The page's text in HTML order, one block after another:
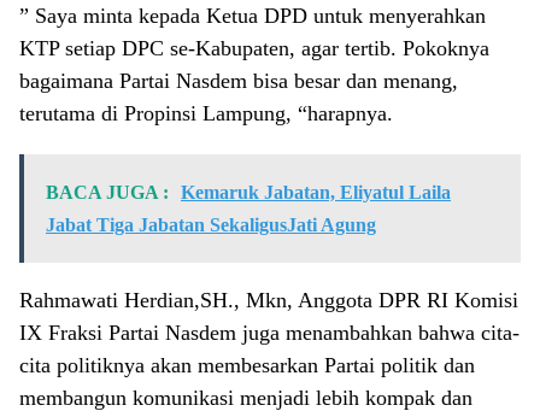
” Saya minta kepada Ketua DPD untuk menyerahkan
KTP setiap DPC se-Kabupaten, agar tertib. Pokoknya
bagaimana Partai Nasdem bisa besar dan menang,
terutama di Propinsi Lampung, “harapnya.
BACA JUGA :
Kemaruk Jabatan, Eliyatul Laila
Jabat Tiga Jabatan SekaligusJati Agung
Rahmawati Herdian,SH., Mkn, Anggota DPR RI Komisi
IX Fraksi Partai Nasdem juga menambahkan bahwa cita-
cita politiknya akan membesarkan Partai politik dan
membangun komunikasi menjadi lebih kompak dan